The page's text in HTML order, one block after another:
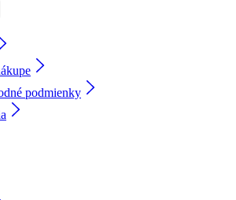
podmienky